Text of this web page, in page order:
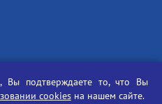
Вы подтверждаете то, что Вы
cookies на нашем сайте.